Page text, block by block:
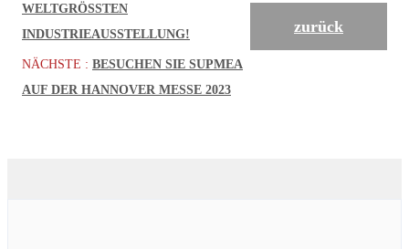
WELTGRÖSSTEN I
NDUSTRIEAUSSTELLUNG!
NÄCHSTE : BESUCHEN SIE SUPMEA
AUF DER HANNOVER MESSE 2023
zurück